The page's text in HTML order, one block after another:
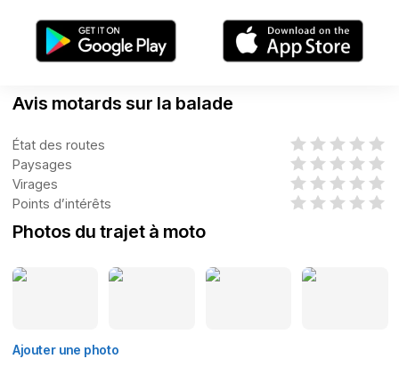
Avis motards sur la balade
État des routes
Paysages
Virages
Points d’intérêts
Photos du trajet à moto
Ajouter une photo